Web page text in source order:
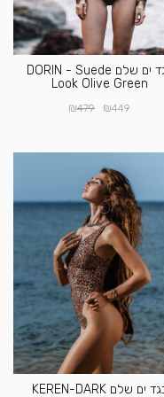
בגד ים שלם DORIN - Suede
Look Olive Green
₪449
₪479
בגד ים שלם KEREN-DARK